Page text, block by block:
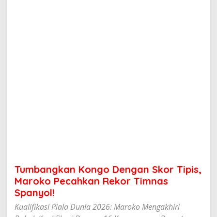
s
,
M
r
o
Tumbangkan Kongo Dengan Skor Tipis,
Maroko Pecahkan Rekor Timnas
Spanyol!
Kualifikasi Piala Dunia 2026: Maroko Mengakhiri